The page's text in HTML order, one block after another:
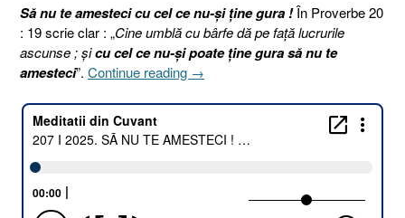
Să nu te amesteci cu cel ce nu-și ține gura !În Proverbe 20
: 19 scrie clar : „Cine umblă cu bârfe dă pe faţă lucrurile
ascunse ; şicu cel ce nu-şi poate ţine gura să nu te
amesteci”. Continue reading „207
2025.
SĂ
NU
→